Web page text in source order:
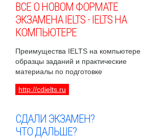
ВСЕ О НОВОМ ФОРМАТЕ
ЭКЗАМЕНА IELTS - IELTS НА
КОМПЬЮТЕРЕ
Преимущества IELTS на компьютере,
образцы заданий и практические
материалы по подготовке
http://cdielts.ru
СДАЛИ ЭКЗАМЕН?
ЧТО ДАЛЬШЕ?